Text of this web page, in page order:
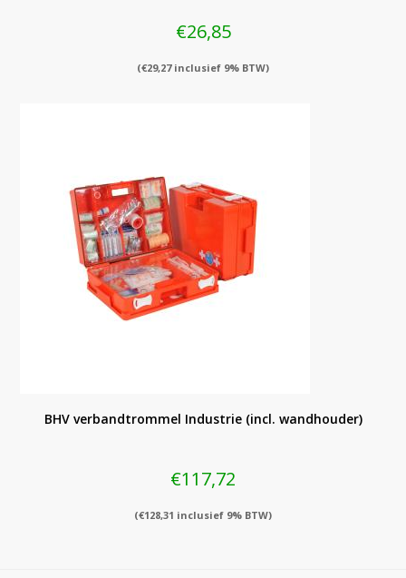
€26,85
(€29,27inclusief 9% BTW)
BHV verbandtrommel Industrie (incl. wandhouder)
€117,72
(€128,31 inclusief 9% BTW)